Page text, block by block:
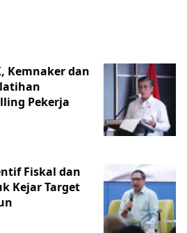
Kemnaker dan
Pekerja
Fiskal dan
Kejar Target